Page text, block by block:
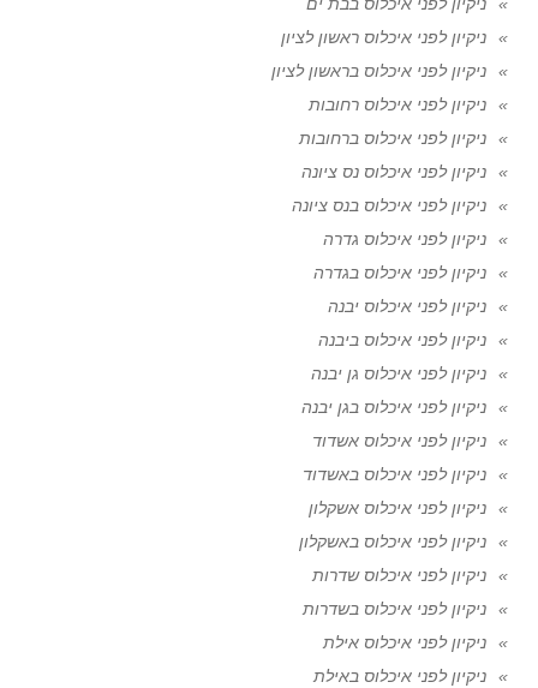
ניקיון לפני איכלוס ראשון לציון
ניקיון לפני איכלוס בראשון לציון
ניקיון לפני איכלוס רחובות
ניקיון לפני איכלוס ברחובות
ניקיון לפני איכלוס נס ציונה
ניקיון לפני איכלוס בנס ציונה
ניקיון לפני איכלוס גדרה
ניקיון לפני איכלוס בגדרה
ניקיון לפני איכלוס יבנה
ניקיון לפני איכלוס ביבנה
ניקיון לפני איכלוס גן יבנה
ניקיון לפני איכלוס בגן יבנה
ניקיון לפני איכלוס אשדוד
ניקיון לפני איכלוס באשדוד
ניקיון לפני איכלוס אשקלון
ניקיון לפני איכלוס באשקלון
ניקיון לפני איכלוס שדרות
ניקיון לפני איכלוס בשדרות
ניקיון לפני איכלוס אילת
ניקיון לפני איכלוס באילת